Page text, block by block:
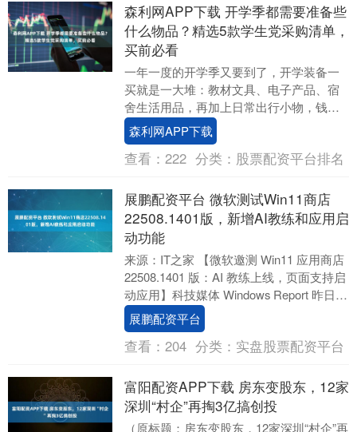
森利网APP下载 开学季都需要准备些
什么物品？精选5款学生党采购清单，
买前必看
一年一度的开学季又要到了，开学装备一
买就是一大堆：教材文具、电子产品、宿
舍生活用品，再加上日常出行小物，钱包
压力山大。其实，开学装备完全可以做
到“花得少、用得久....
森利网APP下载
查看： 222 分类： 股票配资平台排名
展鹏配资平台 微软测试Win11商店
22508.1401版，新增AI教练和应用启
动功能
来源：IT之家 【微软邀测 Win11 应用商店
22508.1401 版：AI 教练上线，页面支持启
动应用】科技媒体 Windows Report 昨日
（9 ....
展鹏配资平台
查看： 204 分类： 实盘股票配资平台
富阳配资APP下载 房东变股东，12家
深圳“村企”再掏3亿搞创投
（原标题：房东变股东，12家深圳“村企”再